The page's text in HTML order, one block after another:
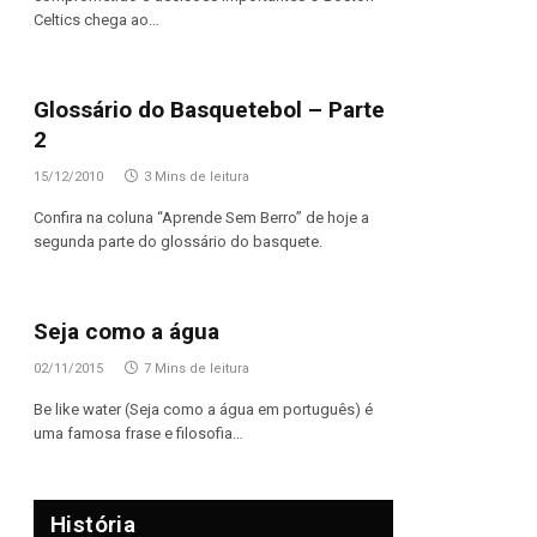
Celtics chega ao…
Glossário do Basquetebol – Parte
2
15/12/2010 3 Mins de leitura
Confira na coluna “Aprende Sem Berro” de hoje a
segunda parte do glossário do basquete.
Seja como a água
02/11/2015 7 Mins de leitura
Be like water (Seja como a água em português) é
uma famosa frase e filosofia…
História